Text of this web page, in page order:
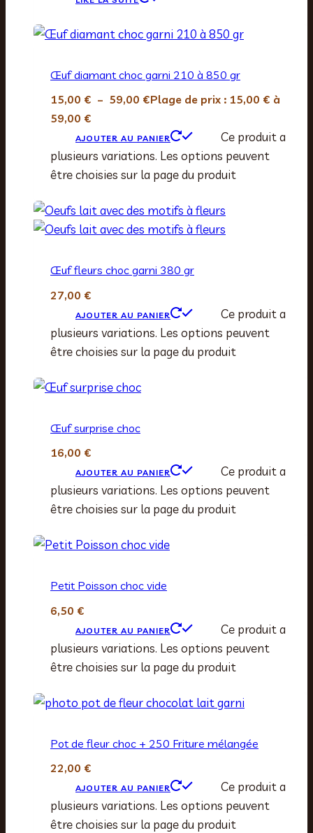
Œuf diamant choc garni 210 à 850 gr
15,00 € – 59,00 €Plage de prix : 15,00 € à
59,00 €
AJOUTER AU PANIER
Ce produit a
plusieurs variations. Les options peuvent
être choisies sur la page du produit
Œuf fleurs choc garni 380 gr
27,00 €
AJOUTER AU PANIER
Ce produit a
plusieurs variations. Les options peuvent
être choisies sur la page du produit
Œuf surprise choc
16,00 €
AJOUTER AU PANIER
Ce produit a
plusieurs variations. Les options peuvent
être choisies sur la page du produit
Petit Poisson choc vide
6,50 €
AJOUTER AU PANIER
Ce produit a
plusieurs variations. Les options peuvent
être choisies sur la page du produit
Pot de fleur choc + 250 Friture mélangée
22,00 €
AJOUTER AU PANIER
Ce produit a
plusieurs variations. Les options peuvent
être choisies sur la page du produit